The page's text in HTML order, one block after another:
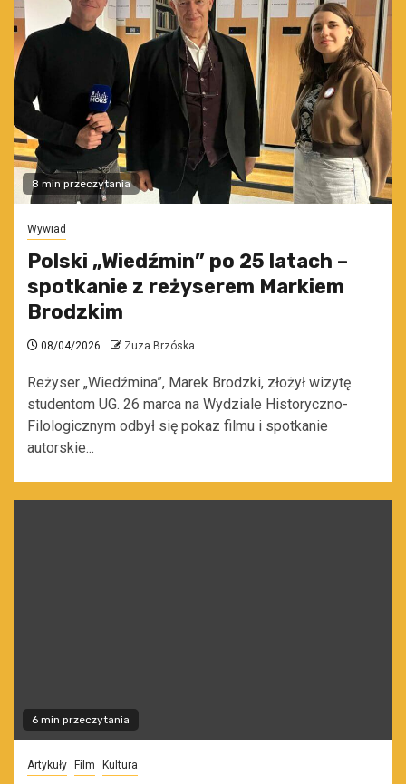
8 min przeczytania
Wywiad
Polski „Wiedźmin” po 25 latach –
spotkanie z reżyserem Markiem
Brodzkim
08/04/2026 Zuza Brzóska
Reżyser „Wiedźmina”, Marek Brodzki, złożył wizytę
studentom UG. 26 marca na Wydziale Historyczno-
Filologicznym odbył się pokaz filmu i spotkanie
autorskie...
6 min przeczytania
Artykuły Film Kultura